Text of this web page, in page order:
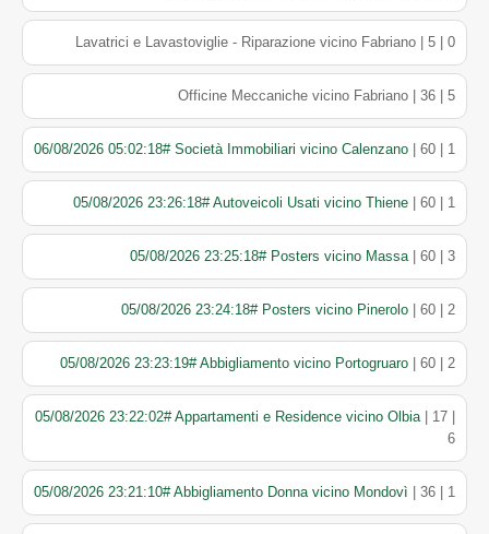
Lavatrici e Lavastoviglie - Riparazione vicino Fabriano | 5 | 0
Officine Meccaniche vicino Fabriano | 36 | 5
06/08/2026 05:02:18# Società Immobiliari vicino Calenzano | 60 | 1
05/08/2026 23:26:18# Autoveicoli Usati vicino Thiene | 60 | 1
05/08/2026 23:25:18# Posters vicino Massa | 60 | 3
05/08/2026 23:24:18# Posters vicino Pinerolo | 60 | 2
05/08/2026 23:23:19# Abbigliamento vicino Portogruaro | 60 | 2
05/08/2026 23:22:02# Appartamenti e Residence vicino Olbia | 17 |
6
05/08/2026 23:21:10# Abbigliamento Donna vicino Mondovì | 36 | 1